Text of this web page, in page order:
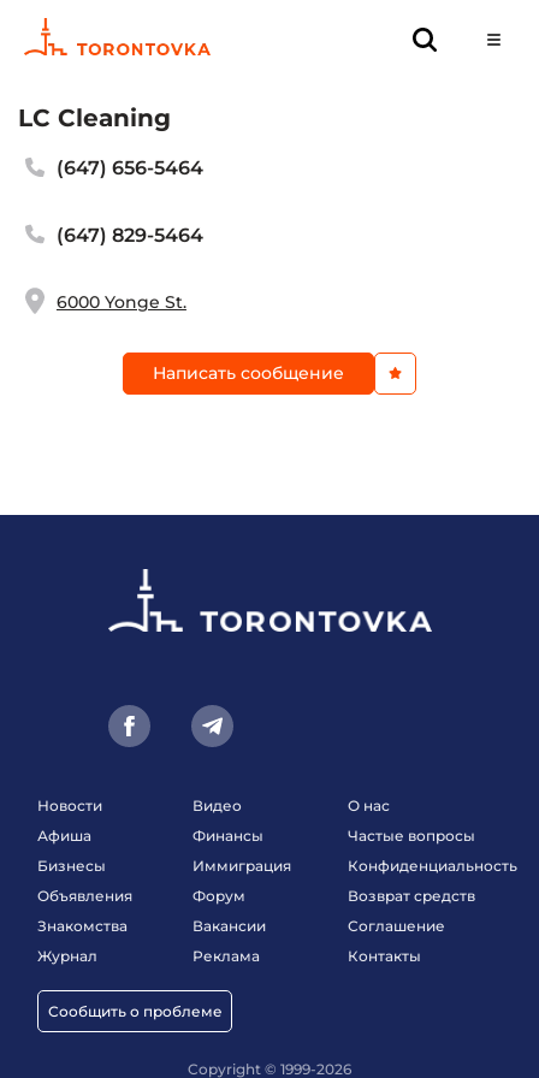
LC Cleaning
(647) 656-5464
(647) 829-5464
6000 Yonge St.
Написать сообщение
Новости
Афиша
Бизнесы
Объявления
Знакомства
Журнал
Сообщить о проблеме
Видео
Финансы
Иммиграция
Форум
Вакансии
Реклама
О нас
Частые вопросы
Конфиденциальность
Возврат средств
Соглашение
Контакты
Copyright © 1999-2026